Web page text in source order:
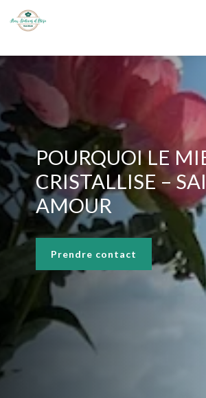
POURQUOI LE
CRISTALLISE –
AMOUR
Prendre contact